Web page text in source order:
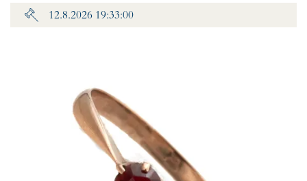
12.8.2026 19:33:00